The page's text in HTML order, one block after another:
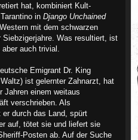
hat, kombiniert Kult-
in Django Unchained
mit dem schwarzen
Siebzigerjahre. Was resultiert, ist
auch trivial.
Emigrant Dr. King
ist gelernter Zahnarzt, hat
Jahren einem weitaus
verschrieben. Als
er durch das Land, spürt
auf, tötet sie und liefert sie
Posten ab. Auf der Suche